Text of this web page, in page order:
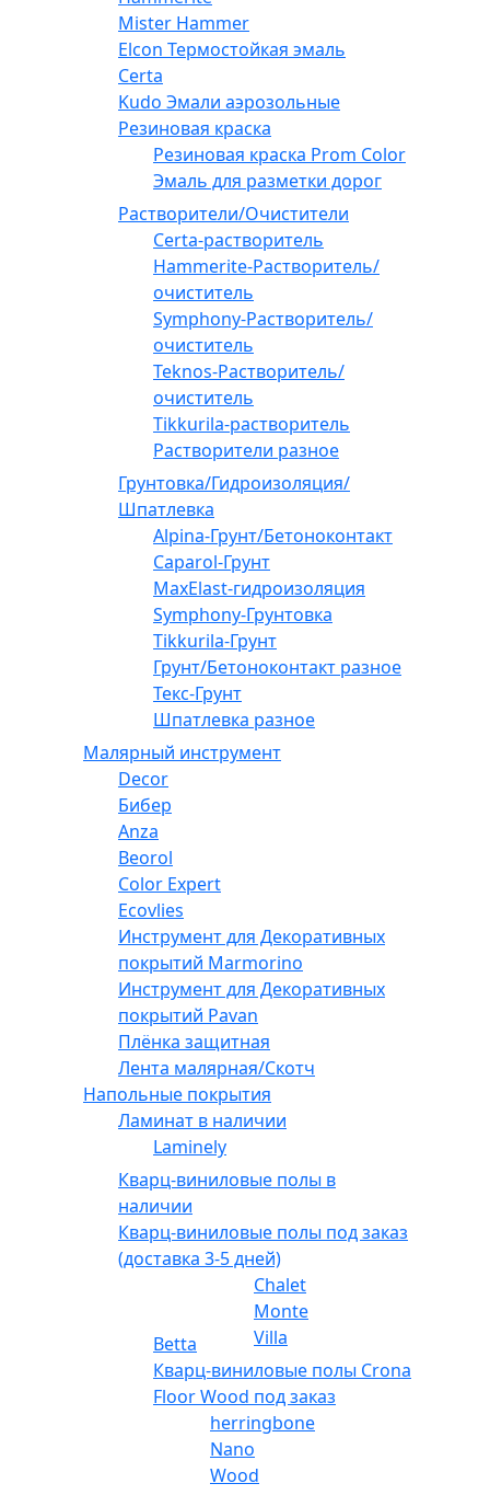
Mister Hammer
Elcon Термостойкая эмаль
Certa
Kudo Эмали аэрозольные
Резиновая краска
Резиновая краска Prom Color
Эмаль для разметки дорог
Растворители/Очистители
Certa-растворитель
Hammerite-Растворитель/
очиститель
Symphony-Растворитель/
очиститель
Teknos-Растворитель/
очиститель
Tikkurila-растворитель
Растворители разное
Грунтовка/Гидроизоляция/
Шпатлевка
Alpina-Грунт/Бетоноконтакт
Caparol-Грунт
MaxElast-гидроизоляция
Symphony-Грунтовка
Tikkurila-Грунт
Грунт/Бетоноконтакт разное
Текс-Грунт
Шпатлевка разное
Малярный инструмент
Decor
Бибер
Anza
Beorol
Color Expert
Ecovlies
Инструмент для Декоративных
покрытий Marmorino
Инструмент для Декоративных
покрытий Pavan
Плёнка защитная
Лента малярная/Скотч
Напольные покрытия
Ламинат в наличии
Laminely
Кварц-виниловые полы в
наличии
Кварц-виниловые полы под заказ
(доставка 3-5 дней)
Betta
Chalet
Monte
Villa
Кварц-виниловые полы Crona
Floor Wood под заказ
herringbone
Nano
Wood